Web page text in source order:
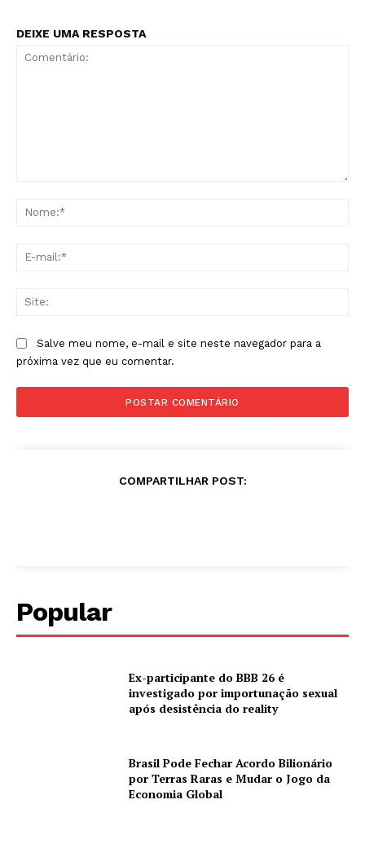
DEIXE UMA RESPOSTA
Salve meu nome, e-mail e site neste navegador para a
próxima vez que eu comentar.
COMPARTILHAR POST:
Popular
Ex-participante do BBB 26 é
investigado por importunação sexual
após desistência do reality
Brasil Pode Fechar Acordo Bilionário
por Terras Raras e Mudar o Jogo da
Economia Global